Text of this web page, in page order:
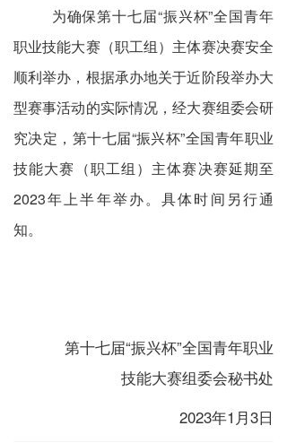
o
为确保第十七届“振兴杯”全国青年
职业技能大赛（职工组）主体赛决赛安全
顺利举办，根据承办地关于近阶段举办大
型赛事活动的实际情况，经大赛组委会研
究决定，第十七届“振兴杯”全国青年职业
技能大赛（职工组）主体赛决赛延期至
2023年上半年举办。具体时间另行通
知。
第十七届“振兴杯”全国青年职业
技能大赛组委会秘书处
2023年1月3日